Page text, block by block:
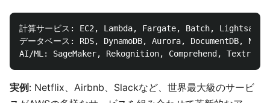
計算サービス: EC2, Lambda, Fargate, Batch,
データベース: RDS, DynamoDB, Aurora, DocumentDB,
実例 : Netflix、Airbnb、Slackなど、世界最大級のサービ